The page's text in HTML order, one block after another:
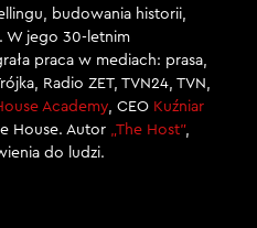
budowania historii,
W jego 30-letnim
praca w mediach: prasa,
Radio ZET, TVN24, TVN,
Academy, CEO Kuźniar
House. Autor „The Host”,
do ludzi.